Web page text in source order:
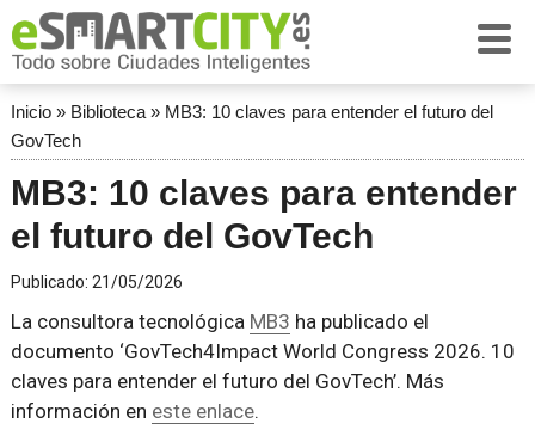
Inicio» Biblioteca» MB3: 10 claves para entender el futuro del
GovTech
MB3: 10 claves para entender
el futuro del GovTech
Publicado: 21/05/2026
La consultora tecnológica MB3 ha publicado el
documento ‘GovTech4Impact World Congress 2026. 10
claves para entender el futuro del GovTech’. Más
información en este enlace.